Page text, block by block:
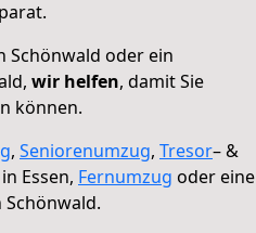
Schönwald oder ein
wir helfen, damit Sie
können.
, Seniorenumzug, Tresor– &
in Essen, Fernumzug oder eine
Schönwald.